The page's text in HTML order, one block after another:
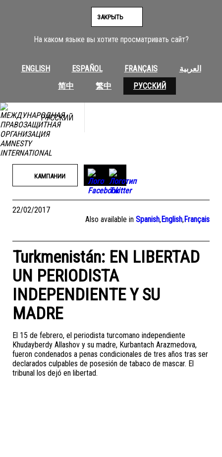
На каком языке вы хотите просматривать сайт?
ENGLISH ESPAÑOL FRANÇAIS
العربية
简中
繁中 РУССКИЙ
ЗАКРЫТЬ
РУССКИЙ
КАМПАНИИ
22/02/2017
Also available in Spanish,English,Français
Turkmenistán: EN LIBERTAD
UN PERIODISTA
INDEPENDIENTE Y SU
MADRE
El 15 de febrero, el periodista turcomano independiente
Khudayberdy Allashov y su madre, Kurbantach Arazmedova,
fueron condenados a penas condicionales de tres años tras ser
declarados culpables de posesión de tabaco de mascar. El
tribunal los dejó en libertad.